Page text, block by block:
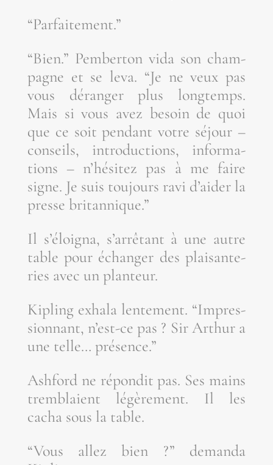
“Par­fai­te­ment.”
“Bien.” Pem­ber­ton vida son cham­
pagne et se leva. “Je ne veux pas
vous déran­ger plus long­temps.
Mais si vous avez besoin de quoi
que ce soit pen­dant votre séjour –
conseils, intro­duc­tions, infor­ma­
tions – n’hé­si­tez pas à me faire
signe. Je suis tou­jours ravi d’ai­der la
presse britannique.”
Il s’é­loi­gna, s’ar­rê­tant à une autre
table pour échan­ger des plai­san­te­
ries avec un planteur.
Kipling exha­la len­te­ment. “Impres­
sion­nant, n’est-ce pas ? Sir Arthur a
une telle… présence.”
Ash­ford ne répon­dit pas. Ses mains
trem­blaient légè­re­ment. Il les
cacha sous la table.
“Vous allez bien ?” deman­da